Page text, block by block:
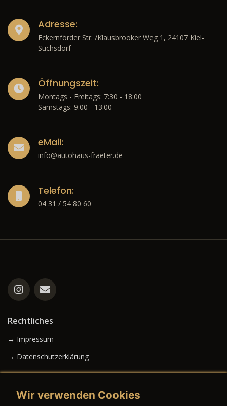
Adresse:
Eckernförder Str. /Klausbrooker Weg 1, 24107 Kiel-
Suchsdorf
Öffnungszeit:
Montags - Freitags: 7:30 - 18:00
Samstags: 9:00 - 13:00
eMail:
info@autohaus-fraeter.de
Telefon:
04 31 / 54 80 60
Rechtliches
→ Impressum
→ Datenschutzerklärung
Wir verwenden Cookies